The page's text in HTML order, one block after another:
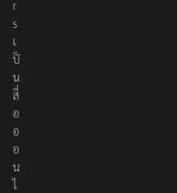
r
s
เ
ป็
น
สื่
อ
อ
อ
น
ไ